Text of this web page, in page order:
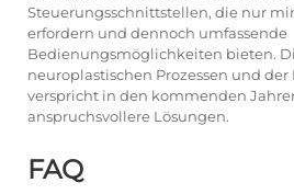
Steuerungsschnittstellen, die nur
erfordern und dennoch umfassende
Bedienungsmöglichkeiten bieten.
neuroplastischen Prozessen und
verspricht in den kommenden
anspruchsvollere Lösungen.
FAQ